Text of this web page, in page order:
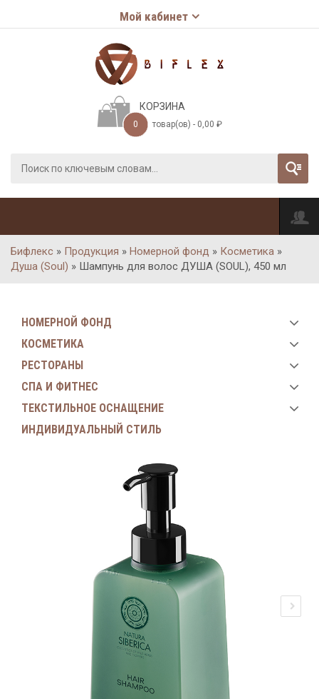
Мой кабинет
КОРЗИНА
0 товар(ов) - 0,00 ₽
Бифлекс » Продукция » Номерной фонд » Косметика »
Душа (Soul) » Шампунь для волос ДУША (SOUL), 450 мл
НОМЕРНОЙ ФОНД
КОСМЕТИКА
РЕСТОРАНЫ
СПА И ФИТНЕС
ТЕКСТИЛЬНОЕ ОСНАЩЕНИЕ
ИНДИВИДУАЛЬНЫЙ СТИЛЬ